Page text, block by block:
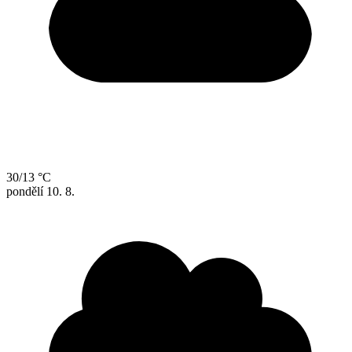
30/13 °C
pondělí 10. 8.